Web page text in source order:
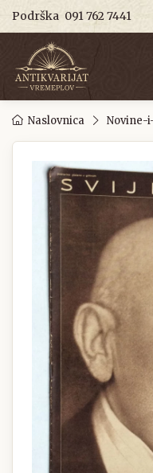
Podrška 091 762 7441
Naslovnica Novine-